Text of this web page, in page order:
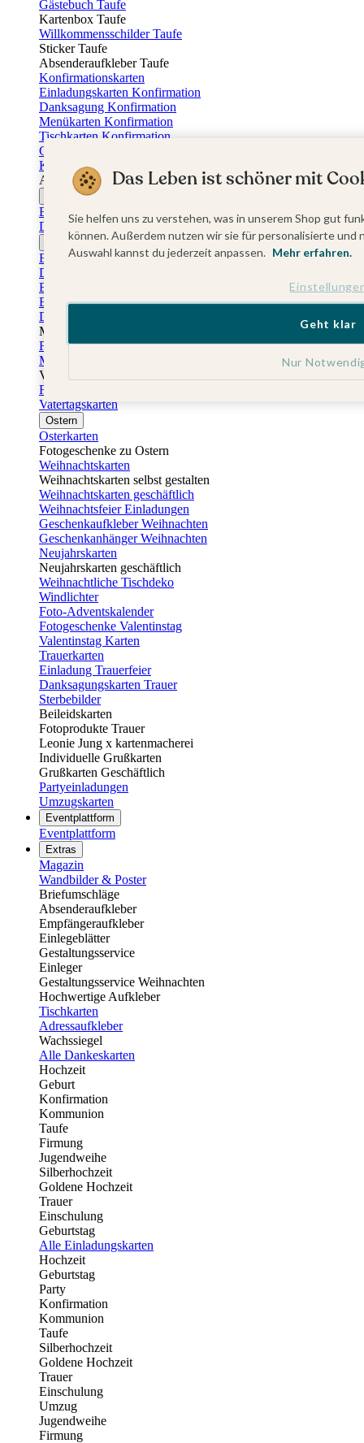
Gästebuch Taufe
Kartenbox Taufe
Willkommensschilder Taufe
Sticker Taufe
Absenderaufkleber Taufe
Konfirmationskarten
Einladungskarten Konfirmation
Danksagung Konfirmation
Menükarten Konfirmation
Tischkarten Konfirmation
Gästebuch Konfirmation
Kerzen Konfirmation
Aufkleber zum Anlass Ihres Kindes
Firmungskarten
Einladungskarten Firmung
Dankeskarten Firmung
Jugendweihekarten
Einladungskarten Jugendweihe
Dankeskarten Jugendweihe
Einschulungskarten
Einladungskarten Einschulung
Danksagung Einschulung
Muttertag
Fotogeschenke Muttertag
Muttertagskarten
Vatertag
Fotogeschenke Vatertag
Vatertagskarten
Ostern
Osterkarten
Fotogeschenke zu Ostern
Weihnachtskarten
Weihnachtskarten selbst gestalten
Weihnachtskarten geschäftlich
Weihnachtsfeier Einladungen
Geschenkaufkleber Weihnachten
Geschenkanhänger Weihnachten
Neujahrskarten
Neujahrskarten geschäftlich
Weihnachtliche Tischdeko
Windlichter
Foto-Adventskalender
Fotogeschenke Valentinstag
Valentinstag Karten
Trauerkarten
Einladung Trauerfeier
Danksagungskarten Trauer
Sterbebilder
Beileidskarten
Fotoprodukte Trauer
Leonie Jung x kartenmacherei
Individuelle Grußkarten
Grußkarten Geschäftlich
Partyeinladungen
Umzugskarten
Eventplattform
Eventplattform
Extras
Magazin
Wandbilder & Poster
Briefumschläge
Absenderaufkleber
Empfängeraufkleber
Einlegeblätter
Gestaltungsservice
Einleger
Gestaltungsservice Weihnachten
Hochwertige Aufkleber
Tischkarten
Adressaufkleber
Wachssiegel
Alle Dankeskarten
Hochzeit
Geburt
Konfirmation
Kommunion
Taufe
Firmung
Jugendweihe
Silberhochzeit
Goldene Hochzeit
Trauer
Einschulung
Geburtstag
Alle Einladungskarten
Hochzeit
Geburtstag
Party
Konfirmation
Kommunion
Taufe
Silberhochzeit
Goldene Hochzeit
Trauer
Einschulung
Umzug
Jugendweihe
Firmung
Das Leben ist schöner mit
Sie helfen uns zu verstehen, was in unserem Shop gut
können. Außerdem nutzen wir sie für personalisierte
Auswahl kannst du jederzeit anpassen. Mehr erfahren.
Nur
Geht klar